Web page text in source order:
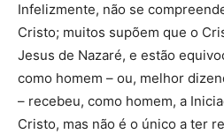
Infelizmente, não se
Cristo; muitos supõem que o
Jesus de Nazaré, e estão
como homem – ou, melhor
– recebeu, como homem, a
Cristo, mas não é o único a ter